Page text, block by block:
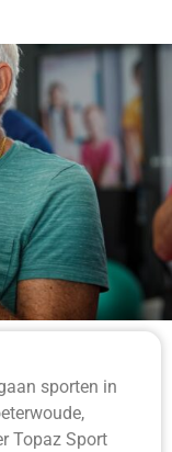
sporten in
Topaz Sport